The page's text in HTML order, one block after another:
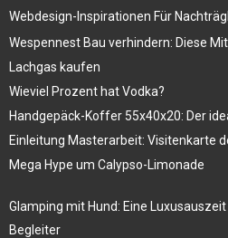
Webdesign-Inspirationen Für
Wespennest Bau verhindern: Diese
Lachgas kaufen
Wieviel Prozent hat Vodka?
Handgepäck-Koffer 55x40x20: Der
Einleitung Masterarbeit: Visitenkarte
Mega Hype um Calypso-Limonade
Glamping mit Hund: Eine
Begleiter